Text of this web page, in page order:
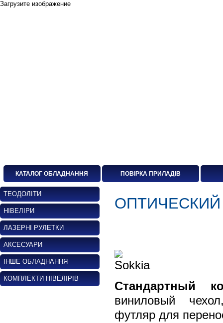
Загрузите изображение
КАТАЛОГ ОБЛАДНАННЯ ПОВІРКА ПРИЛАДІВ
ОПТИЧЕСКИЙ
Стандартный
виниловый
футляр для
ТЕОДОЛІТИ
НІВЕЛІРИ
ЛАЗЕРНІ РУЛЕТКИ
АКСЕСУАРИ
ІНШЕ ОБЛАДНАННЯ
КОМПЛЕКТИ НІВЕЛІРІВ